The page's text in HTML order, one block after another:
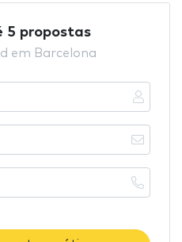
5 propostas
em Barcelona